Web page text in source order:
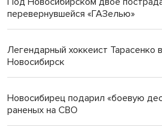
перевернувшейся «ГАЗелью»
Легендарный хоккеист Тарасенко
Новосибирск
Новосибирец подарил «боевую
раненых на СВО